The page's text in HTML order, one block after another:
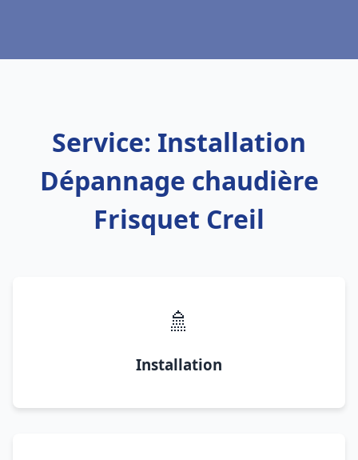
Service: Installation
Dépannage chaudière
Frisquet Creil
🚿
Installation